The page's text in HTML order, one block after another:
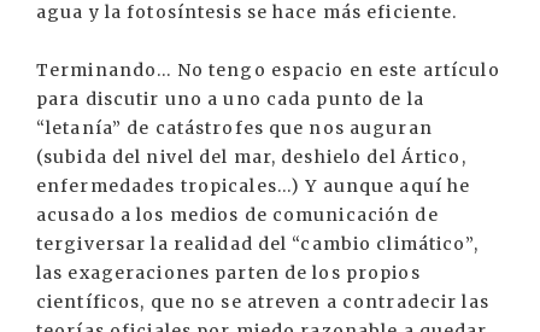
agua y la fotosíntesis se hace más eficiente.
Terminando... No tengo espacio en este artículo
para discutir uno a uno cada punto de la
“letanía” de catástrofes que nos auguran
(subida del nivel del mar, deshielo del Ártico,
enfermedades tropicales...) Y aunque aquí he
acusado a los medios de comunicación de
tergiversar la realidad del “cambio climático”,
las exageraciones parten de los propios
científicos, que no se atreven a contradecir las